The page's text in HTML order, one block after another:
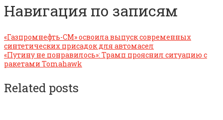
Навигация по записям
«Газпромнефть-СМ» освоила выпуск современных
синтетических присадок для автомасел
«Путину не понравилось»: Трамп прояснил ситуацию с
ракетами Tomahawk
Related posts